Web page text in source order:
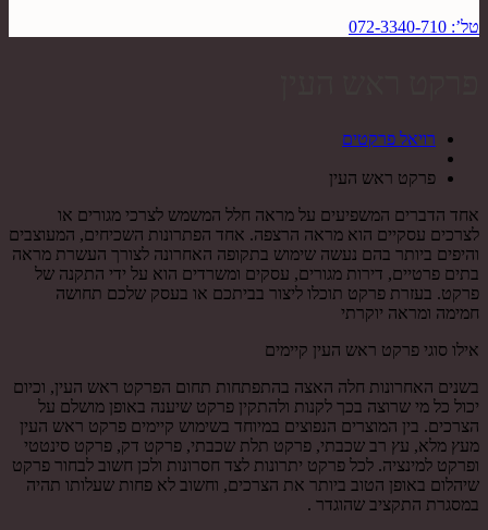
טל’: 072-3340-710
רויאל פרקטים
פרקט ראש העין
אחד הדברים המשפיעים על מראה חלל המשמש לצרכי מגורים או
לצרכים עסקיים הוא מראה הרצפה. אחד הפתרונות השכיחים, המעוצבים
והיפים ביותר בהם נעשה שימוש בתקופה האחרונה לצורך העשרת מראה
בתים פרטיים, דירות מגורים, עסקים ומשרדים הוא על ידי התקנה של
פרקט. בעזרת פרקט תוכלו ליצור בביתכם או בעסק שלכם תחושה
חמימה ומראה יוקרתי
אילו סוגי פרקט ראש העין קיימים
בשנים האחרונות חלה האצה בהתפתחות תחום הפרקט ראש העין, וכיום
יכול כל מי שרוצה בכך לקנות ולהתקין פרקט שיענה באופן מושלם על
הצרכים. בין המוצרים הנפוצים במיוחד בשימוש קיימים פרקט ראש העין
מעץ מלא, עץ רב שכבתי, פרקט תלת שכבתי, פרקט דק, פרקט סינטטי
ופרקט למינציה. לכל פרקט יתרונות לצד חסרונות ולכן חשוב לבחור פרקט
שיהלום באופן הטוב ביותר את הצרכים, וחשוב לא פחות שעלותו תהיה
במסגרת התקציב שהוגדר .